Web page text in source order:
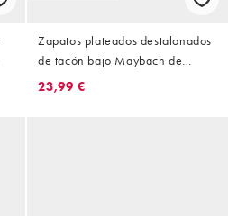
Zapatos plateados destalonados
de tacón bajo Maybach de
SEQWL
23,99 €